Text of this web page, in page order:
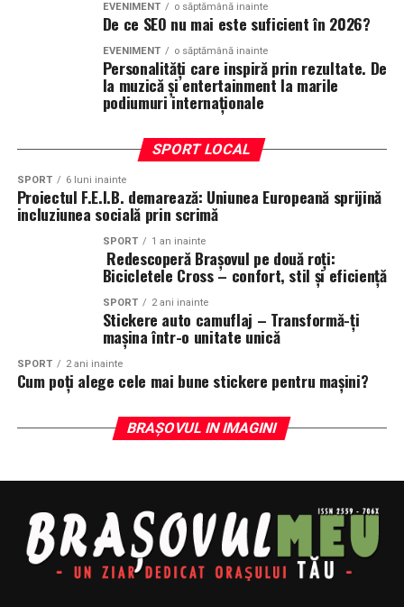
EVENIMENT o săptămână inainte
De ce SEO nu mai este suficient în 2026?
EVENIMENT o săptămână inainte
Personalități care inspiră prin rezultate. De
la muzică și entertainment la marile
podiumuri internaționale
SPORT LOCAL
SPORT 6 luni inainte
Proiectul F.E.I.B. demarează: Uniunea Europeană sprijină
incluziunea socială prin scrimă
SPORT 1 an inainte
Redescoperă Brașovul pe două roți:
Bicicletele Cross – confort, stil și eficiență
SPORT 2 ani inainte
Stickere auto camuflaj – Transformă-ți
mașina într-o unitate unică
SPORT 2 ani inainte
Cum poți alege cele mai bune stickere pentru mașini?
BRAȘOVUL IN IMAGINI